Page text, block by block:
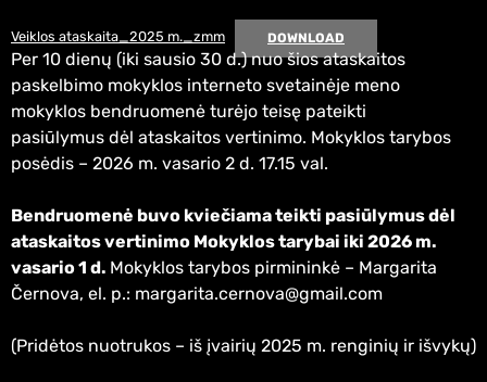
Veiklos ataskaita_2025 m._zmm DOWNLOAD
Per 10 dienų (iki sausio 30 d.) nuo šios ataskaitos
paskelbimo mokyklos interneto svetainėje meno
mokyklos bendruomenė turėjo teisę pateikti
pasiūlymus dėl ataskaitos vertinimo. Mokyklos tarybos
posėdis – 2026 m. vasario 2 d. 17.15 val.
Bendruomenė buvo kviečiama teikti pasiūlymus dėl
ataskaitos vertinimo Mokyklos tarybai iki 2026 m.
vasario 1 d. Mokyklos tarybos pirmininkė – Margarita
Černova, el. p.: margarita.cernova@gmail.com
(Pridėtos nuotrukos – iš įvairių 2025 m. renginių ir išvykų)